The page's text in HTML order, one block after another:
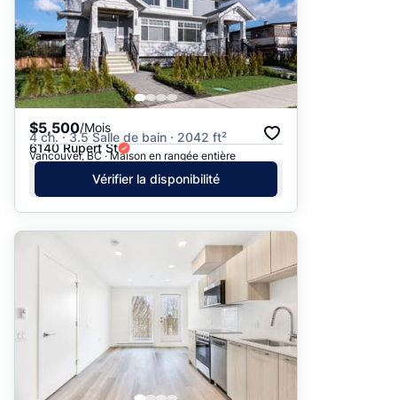
Date: les plus anciens d’abord
Prix - $$$ à $
Prix - $ à $$$
$5,500/Mois
4 ch. · 3.5 Salle de bain · 2042 ft²
6140 Rupert St
Vancouver, BC · Maison en rangée entière
Vérifier la disponibilité